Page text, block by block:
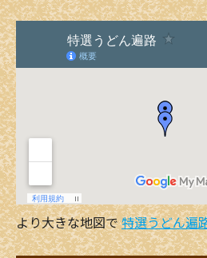
より大きな地図で特選うどん遍